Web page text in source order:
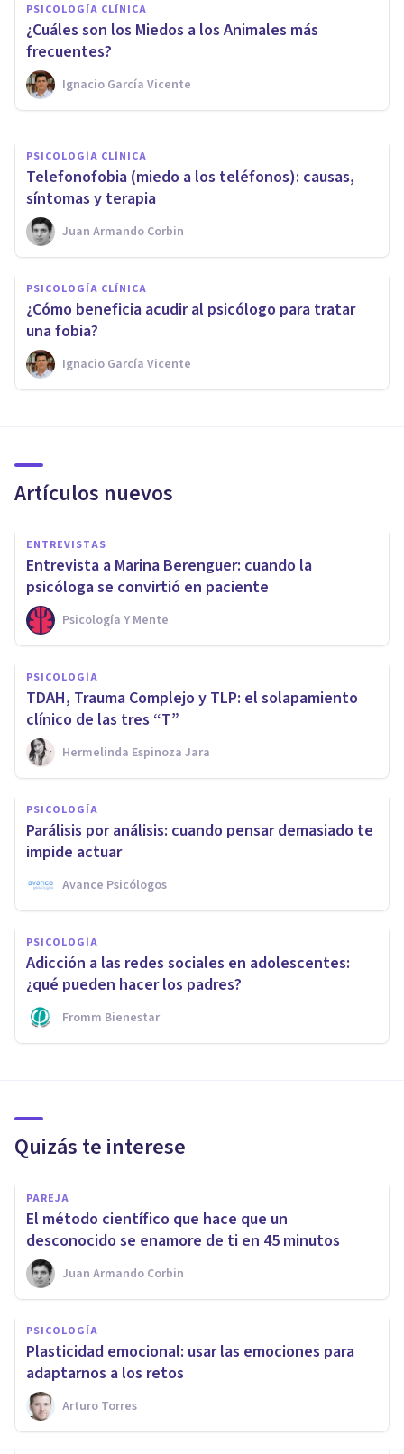
PSICOLOGÍA CLÍNICA
¿Cuáles son los Miedos a los Animales más
frecuentes?
Ignacio García Vicente
Las 4 diferencias entre el
Trastorno de Pánico y la Fobia
Natalia Menéndez Martínez
PSICOLOGÍA CLÍNICA
​Telefonofobia (miedo a los teléfonos): causas,
síntomas y terapia
Juan Armando Corbin
PSICOLOGÍA CLÍNICA
¿Cómo beneficia acudir al psicólogo para tratar
una fobia?
Ignacio García Vicente
Artículos nuevos
ENTREVISTAS
Entrevista a Marina Berenguer: cuando la
psicóloga se convirtió en paciente
Psicología Y Mente
PSICOLOGÍA
TDAH, Trauma Complejo y TLP: el solapamiento
clínico de las tres “T”
Hermelinda Espinoza Jara
PSICOLOGÍA
Parálisis por análisis: cuando pensar demasiado te
impide actuar
Avance Psicólogos
PSICOLOGÍA
Adicción a las redes sociales en adolescentes:
¿qué pueden hacer los padres?
Fromm Bienestar
Quizás te interese
PAREJA
El método científico que hace que un
desconocido se enamore de ti en 45 minutos
Juan Armando Corbin
PSICOLOGÍA
Plasticidad emocional: usar las emociones para
adaptarnos a los retos
Arturo Torres